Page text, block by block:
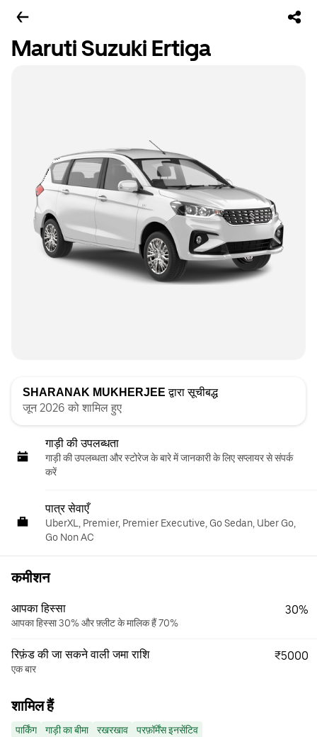
Maruti Suzuki Ertiga
SHARANAK MUKHERJEE द्वारा सूचीबद्ध
जून 2026 को शामिल हुए
गाड़ी की उपलब्धता
गाड़ी की उपलब्धता और स्‍टोरेज के बारे में जानकारी के लिए सप्लायर से संपर्क
करें
पात्र सेवाएँ
UberXL, Premier, Premier Executive, Go Sedan, Uber Go,
Go Non AC
कमीशन
आपका हिस्सा
आपका हिस्सा 30% और फ़्लीट के मालिक हैं 70%
30%
रिफ़ंड की जा सकने वाली जमा राशि
एक बार
₹5000
शामिल हैं
पार्किंग गाड़ी का बीमा रखरखाव परफ़ॉर्मेंस इनसेंटिव